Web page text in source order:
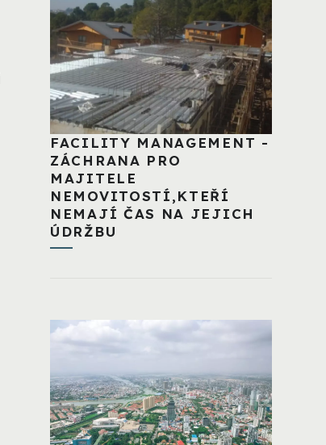
FACILITY MANAGEMENT -
ZÁCHRANA PRO
MAJITELE
NEMOVITOSTÍ,KTEŘÍ
NEMAJÍ ČAS NA JEJICH
ÚDRŽBU